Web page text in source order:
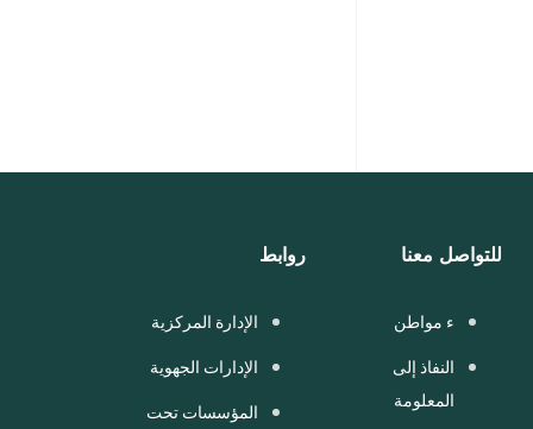
للتواصل معنا
ء مواطن
النفاذ إلى
المعلومة
روابط
الإدارة المركزية
الإدارات الجهوية
المؤسسات تحت